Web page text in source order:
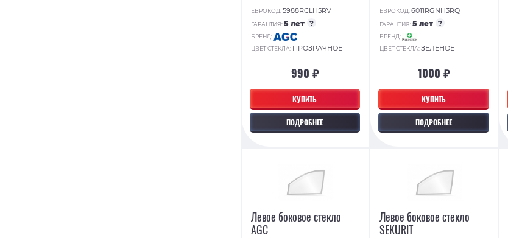
КУПИТЬ
ПОДРОБНЕЕ
ЕВРОКОД:5988RCLH5RV
ГАРАНТИЯ:5 лет ?
БРЕНД:
ЦВЕТ СТЕКЛА: ПРОЗРАЧНОЕ
990 ₽
КУПИТЬ
ПОДРОБНЕЕ
ЕВРОКОД:6011RGNH3RQ
ГАРАНТИЯ:5 лет ?
БРЕНД:
ЦВЕТ СТЕКЛА:ЗЕЛЕНОЕ
1000 ₽
Левое боковое стекло
AGC
Левое боковое стекло
SEKURIT